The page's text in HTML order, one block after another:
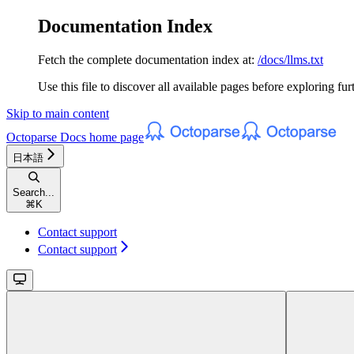
Documentation Index
Fetch the complete documentation index at: /docs/llms.txt
Use this file to discover all available pages before exploring
Skip to main content
Octoparse Docs home page
日本語
Search...
⌘ K
Contact support
Contact support